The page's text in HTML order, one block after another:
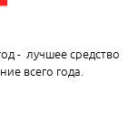
- лучшее средство
всего года.